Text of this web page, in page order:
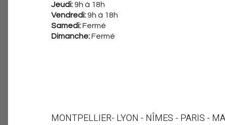
Jeudi:9h à 18h
Vendredi:9h à 18h
Samedi:Fermé
Dimanche:Fermé
MONTPELLIER- LYON - NÎMES - PARIS -